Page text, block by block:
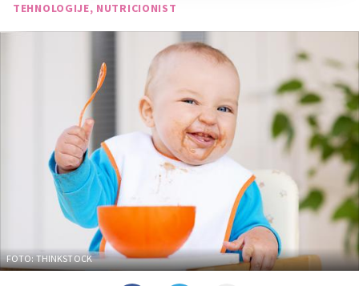
TEHNOLOGIJE, NUTRICIONIST
FOTO: THINKSTOCK